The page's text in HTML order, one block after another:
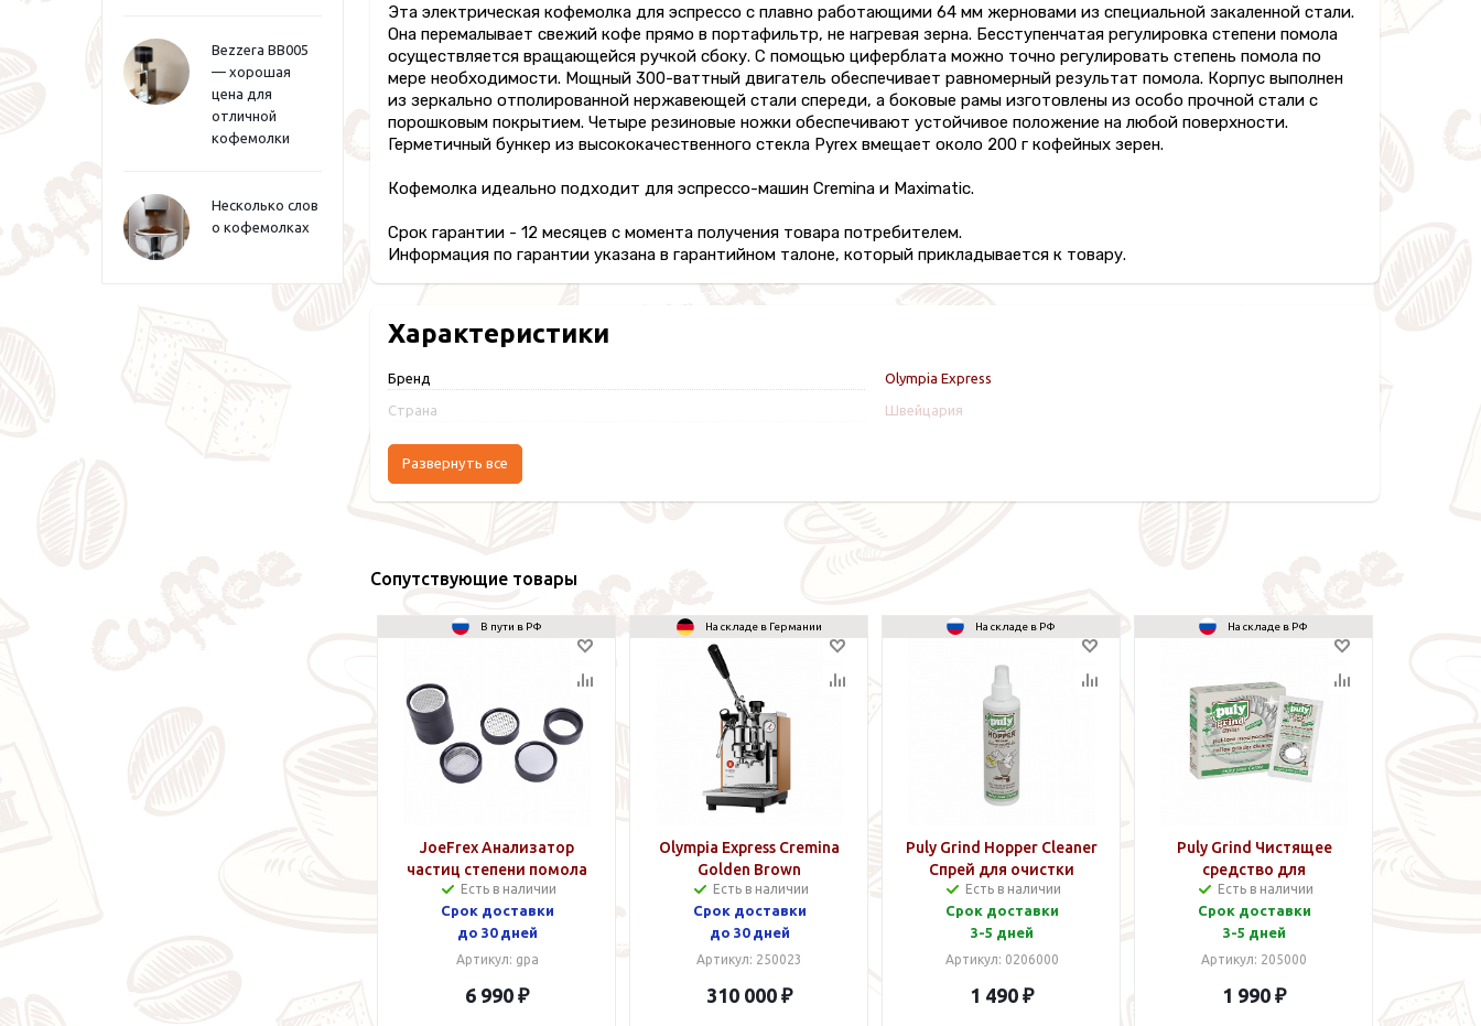
Bezzera BB005
— хорошая
цена для
отличной
кофемолки
Несколько слов
о кофемолках
Эта электрическая кофемолка для эспрессо с плавно работающими 64 мм жерновами из специальной закаленной стали.
Она перемалывает свежий кофе прямо в портафильтр, не нагревая зерна. Бесступенчатая регулировка степени помола
осуществляется вращающейся ручкой сбоку. С помощью циферблата можно точно регулировать степень помола по
мере необходимости. Мощный 300-ваттный двигатель обеспечивает равномерный результат помола. Корпус выполнен
из зеркально отполированной нержавеющей стали спереди, а боковые рамы изготовлены из особо прочной стали с
порошковым покрытием. Четыре резиновые ножки обеспечивают устойчивое положение на любой поверхности.
Герметичный бункер из высококачественного стекла Pyrex вмещает около 200 г кофейных зерен.
Кофемолка идеально подходит для эспрессо-машин Cremina и Maximatic.
Срок гарантии - 12 месяцев с момента получения товара потребителем.
Информация по гарантии указана в гарантийном талоне, который прикладывается к товару.
Характеристики
Бренд Olympia Express
Страна Швейцария
Развернуть все
Сопутствующие товары
В пути в РФ
JoeFrex Анализатор
частиц степени помола
Есть в наличии
Срок доставки
до 30 дней
Артикул: gpa
6 990 ₽
На складе в Германии
Olympia Express Cremina
Golden Вrown
Есть в наличии
Срок доставки
до 30 дней
Артикул: 250023
310 000 ₽
На складе в РФ
Puly Grind Hopper Cleaner
Спрей для очистки
бункеров для зерен 200
мл
Есть в наличии
Срок доставки
3-5 дней
Артикул: 0206000
1 490 ₽
На складе в РФ
Puly Grind Чистящее
средство для
кофемолки
Есть в наличии
Срок доставки
3-5 дней
Артикул: 205000
1 990 ₽